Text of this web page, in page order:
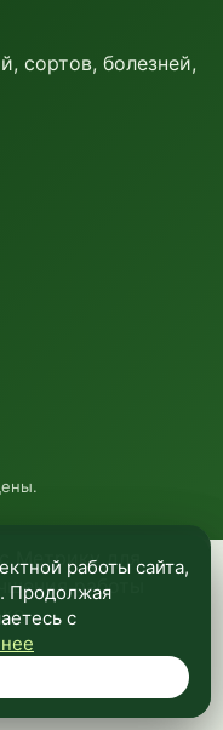
Метрику для
работы
сортов, болезней,
работы сайта,
Продолжая
с